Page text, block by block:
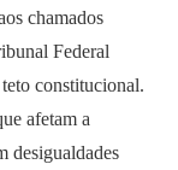
chamados
Federal
constitucional.
afetam a
desigualdades